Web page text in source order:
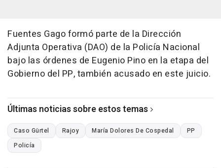
Fuentes Gago formó parte de la Dirección
Adjunta Operativa (DAO) de la Policía Nacional
bajo las órdenes de Eugenio Pino en la etapa del
Gobierno del PP, también acusado en este juicio.
Últimas noticias sobre estos temas
Caso Gürtel Rajoy María Dolores De Cospedal
PP
Policía